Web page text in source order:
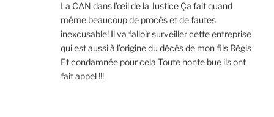
La CAN dans l’œil de la Justice Ça fait quand
même beaucoup de procès et de fautes
inexcusable! Il va falloir surveiller cette entreprise
qui est aussi à l’origine du décès de mon fils Régis
Et condamnée pour cela Toute honte bue ils ont
fait appel !!!